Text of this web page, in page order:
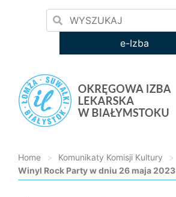
e-Izba
Home > Komunikaty Komisji Kultury
>
Winyl Rock Party w dniu 26 maja 2023